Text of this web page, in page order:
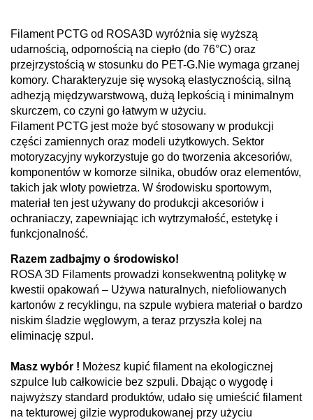
Filament PCTG od ROSA3D wyróżnia się wyższą
udarnością, odpornością na ciepło (do 76°C) oraz
przejrzystością w stosunku do PET-G.Nie wymaga grzanej
komory. Charakteryzuje się wysoką elastycznością, silną
adhezją międzywarstwową, dużą lepkością i minimalnym
skurczem, co czyni go łatwym w użyciu.
Filament PCTG jest może być stosowany w produkcji
części zamiennych oraz modeli użytkowych. Sektor
motoryzacyjny wykorzystuje go do tworzenia akcesoriów,
komponentów w komorze silnika, obudów oraz elementów,
takich jak wloty powietrza. W środowisku sportowym,
materiał ten jest używany do produkcji akcesoriów i
ochraniaczy, zapewniając ich wytrzymałość, estetykę i
funkcjonalność.
Razem zadbajmy o środowisko!
ROSA 3D Filaments prowadzi konsekwentną politykę w
kwestii opakowań – Używa naturalnych, niefoliowanych
kartonów z recyklingu, na szpule wybiera materiał o bardzo
niskim śladzie węglowym, a teraz przyszła kolej na
eliminację szpul.
Masz wybór ! Możesz kupić filament na ekologicznej
szpulce lub całkowicie bez szpuli. Dbając o wygodę i
najwyższy standard produktów, udało się umieścić filament
na tekturowej gilzie wyprodukowanej przy użyciu